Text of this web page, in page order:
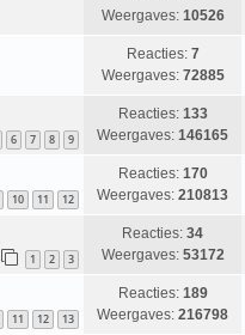
Weergaves: 10526
Reacties: 7
Weergaves: 72885
6 7 8 9
Reacties: 133
Weergaves: 146165
10 11 12
Reacties: 170
Weergaves: 210813
1 2 3
Reacties: 34
Weergaves: 53172
11 12 13
Reacties: 189
Weergaves: 216798